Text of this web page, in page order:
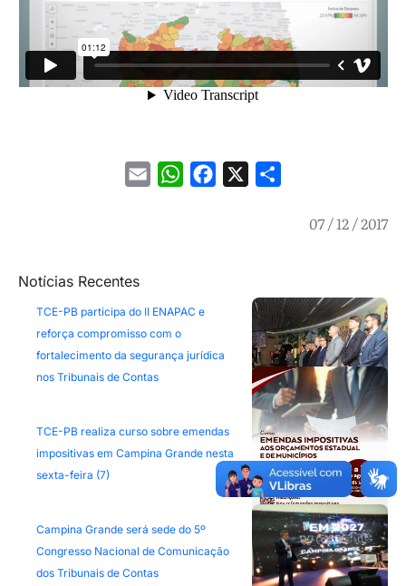
Email WhatsAppFacebook
07 / 12 / 2017
Notícias Recentes
TCE-PB participa do II ENAPAC e
reforça compromisso com o
fortalecimento da segurança jurídica
nos Tribunais de Contas
TCE-PB realiza curso sobre emendas
impositivas em Campina Grande nesta
sexta-feira (7)
Campina Grande será sede do 5º
Congresso Nacional de Comunicação
dos Tribunais de Contas